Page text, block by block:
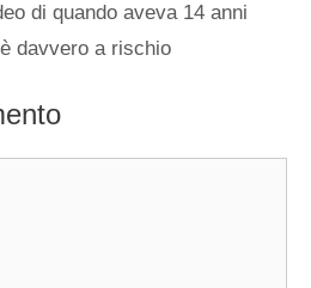
di quando aveva 14 anni
davvero a rischio